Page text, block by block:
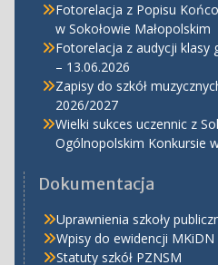
Fotorelacja z Popisu
w Sokołowie Małopolskim
Fotorelacja z audycji klasy
– 13.06.2026
Zapisy do szkół
2026/2027
Wielki sukces uczennic z
Ogólnopolskim Konkursie
Dokumentacja
Uprawnienia szkoły
Wpisy do ewidencji MKiDN
Statuty szkół PZNSM